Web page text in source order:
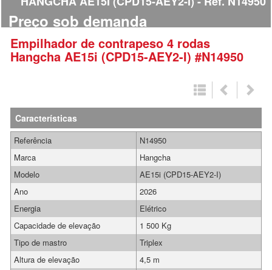
Preço sob demanda
Empilhador de contrapeso 4 rodas
Hangcha AE15i (CPD15-AEY2-I) #N14950
Características
Referência
N14950
Marca
Hangcha
Modelo
AE15i (CPD15-AEY2-I)
Ano
2026
Energia
Elétrico
Capacidade de elevação
1 500 Kg
Tipo de mastro
Triplex
Altura de elevação
4,5 m